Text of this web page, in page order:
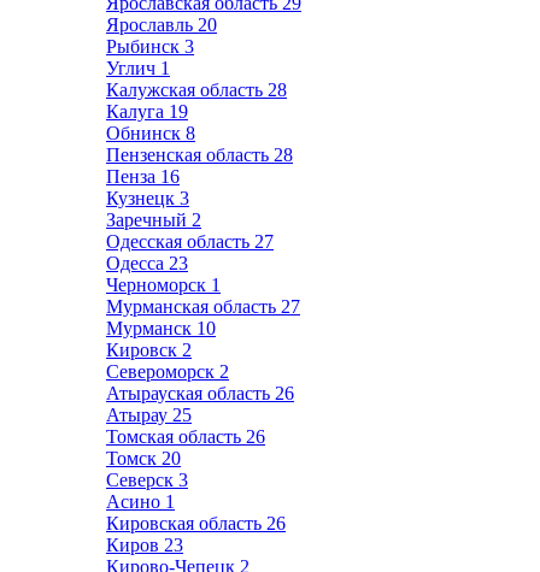
Ярославль 20
Рыбинск 3
Углич 1
Калужская область 28
Калуга 19
Обнинск 8
Пензенская область 28
Пенза 16
Кузнецк 3
Заречный 2
Одесская область 27
Одесса 23
Черноморск 1
Мурманская область 27
Мурманск 10
Кировск 2
Североморск 2
Атырауская область 26
Атырау 25
Томская область 26
Томск 20
Северск 3
Асино 1
Кировская область 26
Киров 23
Кирово-Чепецк 2